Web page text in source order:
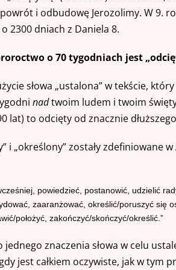
i odbudowę Jerozolimy. W 9.
2300 dniach z Daniela 8.
o 70 tygodniach jest
słowa „ustalona” w tekście,
nadtwoim ludem i twoim
lat) to odcięty od znacznie
i „określony” zostały zdefiniowane w
powiedzieć, postanowić, udzielić
zaaranżować, określić/poruszyć się
położyć, zakończyć/skończyć/określić.”
jednego znaczenia słowa w celu
jest całkiem oczywiste, jak w tym